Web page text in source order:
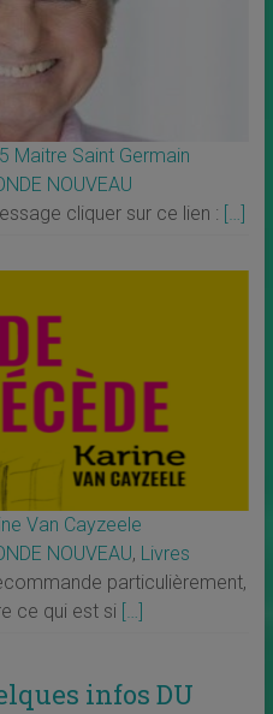
Maitre Saint Germain
NOUVEAU
cliquer sur ce lien : […]
Van Cayzeele
NOUVEAU, Livres
particulièrement,
ce qui est si […]
infos DU